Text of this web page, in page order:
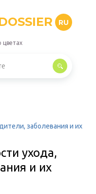
RU
цветах
заболевания и их
ухода,
и их